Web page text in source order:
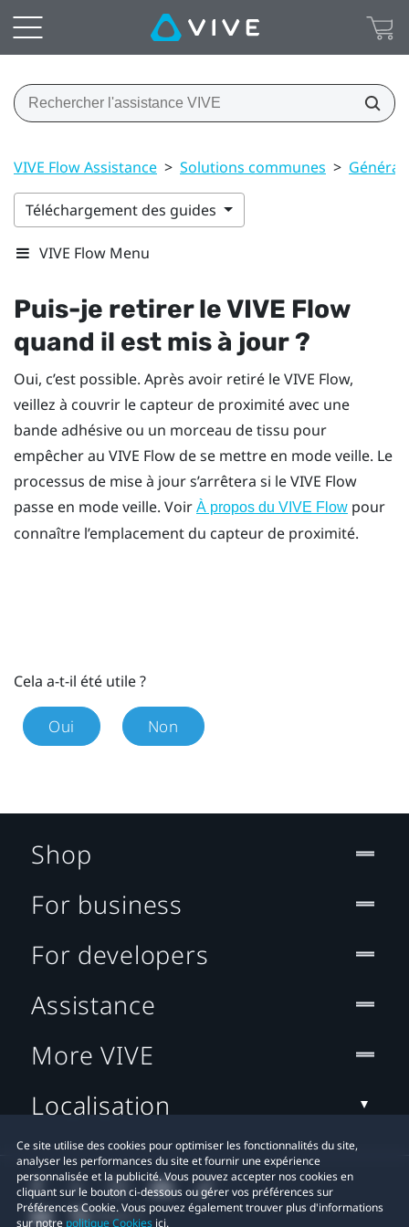
VIVE Flow Assistance > Solutions communes > Général
Téléchargement des guides
VIVE Flow Menu
Puis-je retirer leVIVE Flow
quand il est mis à jour ?
Oui, c’est possible. Après avoir retiré leVIVE Flow,
veillez à couvrir le capteur de proximité avec une
bande adhésive ou un morceau de tissu pour
empêcher au VIVE Flowde se mettre en mode veille. Le
processus de mise à jour s’arrêtera si leVIVE Flow
passe en mode veille. Voir À propos du VIVE Flow pour
connaître l’emplacement du capteur de proximité.
Cela a-t-il été utile ?
Oui Non
Ce site utilise des cookies pour optimiser les fonctionnalités du site,
analyser les performances du site et fournir une expérience
personnalisée et la publicité. Vous pouvez accepter nos cookies en
cliquant sur le bouton ci-dessous ou gérer vos préférences sur
Préférences Cookie. Vous pouvez également trouver plus d'informations
sur notre politique Cookies ici.
Shop
For business
For developers
Assistance
More VIVE
Localisation